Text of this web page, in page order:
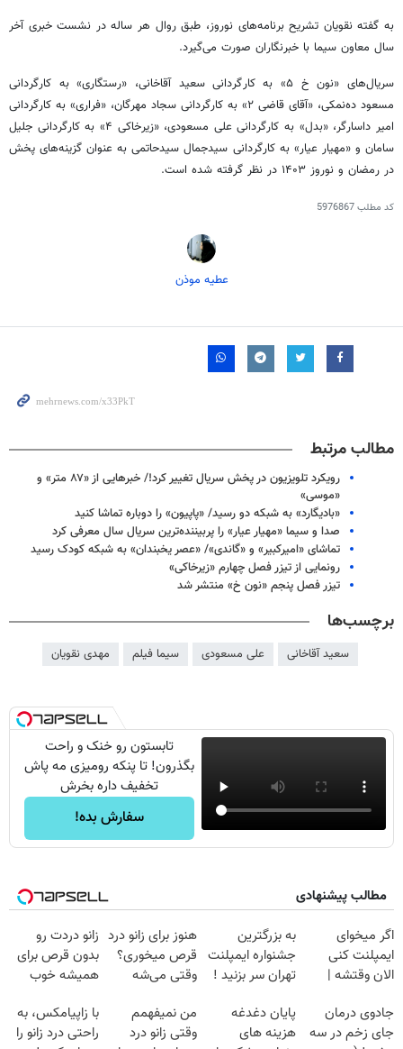
به گفته نقویان تشریح برنامه‌های نوروز، طبق روال هر ساله در نشست خبری آخر
سال معاون سیما با خبرنگاران صورت می‌گیرد.
سریال‌های «نون خ
۵» به کارگردانی سعید آقاخانی، «رستگاری» به کارگردانی
مسعود ده‌نمکی، «آقای قاضی ۲» به کارگردانی سجاد مهرگان، «فراری» به کارگردانی
امیر داسارگر
، «بدل» به کارگردانی علی مسعودی، «زیرخاکی ۴» به کارگردانی جلیل
سامان و «مهیار عیار» به کارگردانی سیدجمال سیدحاتمیبه عنوان گزینه‌های پخش
در رمضان و نوروز ۱۴۰۳ در نظر گرفته شده است.
کد مطلب5976867
عطیه موذن
مطالب مرتبط
رویکرد تلویزیون در پخش سریال تغییر کرد!/ خبرهایی از «۸۷ متر» و
«موسی»
«بادیگارد» به شبکه دو رسید/ «پاپیون» را دوباره تماشا کنید
صدا و سیما «مهیار عیار» را پربیننده‌ترین سریال سال معرفی کرد
تماشای «امیرکبیر» و «گاندی»/ «عصر یخبندان» به شبکه کودک رسید
رونمایی از تیزر فصل چهارم «زیرخاکی»
تیزر فصل پنجم «نون خ» منتشر شد
برچسب‌ها
سعید آقاخانی علی مسعودی سیما فیلم مهدی نقویان
تابستون رو خنک و راحت
بگذرون! تا پنکه رومیزی مه پاش
تخفیف داره بخرش
سفارش بده!
مطالب پیشنهادی
اگر میخوای
ایمپلنت کنی
الان وقتشه |
میلیون تومان!!!
به بزرگترین
جشنواره ایمپلنت
تهران سر بزنید !
میلیون !
هنوز برای زانو درد
قرص میخوری؟
وقتی می‌شه
درمانش کرد؟؟؟؟
زانو دردت رو
بدون قرص برای
همیشه خوب
پرسش‌نامه)
جادوی درمان
جای زخم در سه
پایان دغدغه
هزینه های
من نمیفهمم
وقتی زانو درد
با زاپیامکس، به
راحتی درد زانو را